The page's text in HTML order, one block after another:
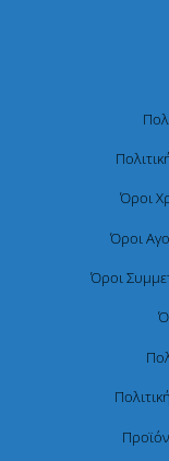
Όροι
Όροι
Όροι